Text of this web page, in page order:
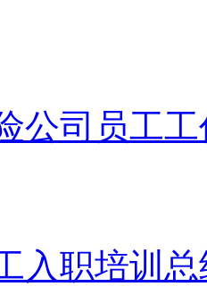
公司员工
入职培训